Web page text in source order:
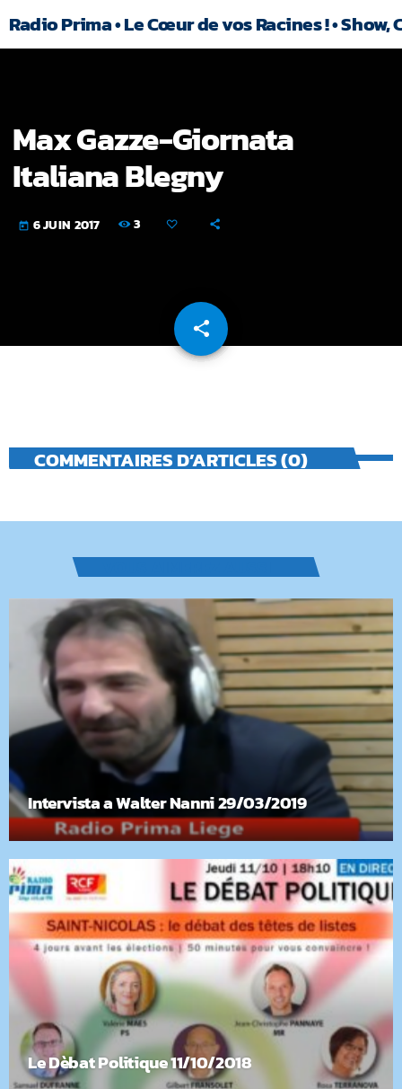
Radio Prima • Le Cœur de vos Racines ! •
Max Gazze-Giornata
Italiana Blegny
today 6 JUIN 2017 3
share
email
COMMENTAIRES D’ARTICLES (0)
Intervista a Walter Nanni 29/03/2019
Le Dèbat Politique 11/10/2018